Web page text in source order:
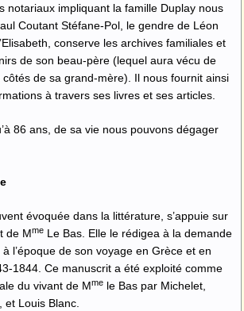
notariaux impliquant la famille Duplay nous
Coutant Stéfane-Pol, le gendre de Léon
conserve les archives familiales et
de son beau-père (lequel aura vécu de
de sa grand-mère). Il nous fournit ainsi
à travers ses livres et ses articles.
86 ans, de sa vie nous pouvons dégager
évoquée dans la littérature, s’appuie sur
de MmeLe Bas. Elle le rédigea à la demande
l’époque de son voyage en Grèce et en
1844. Ce manuscrit a été exploité comme
du vivant de Mmele Bas par Michelet,
et Louis Blanc.